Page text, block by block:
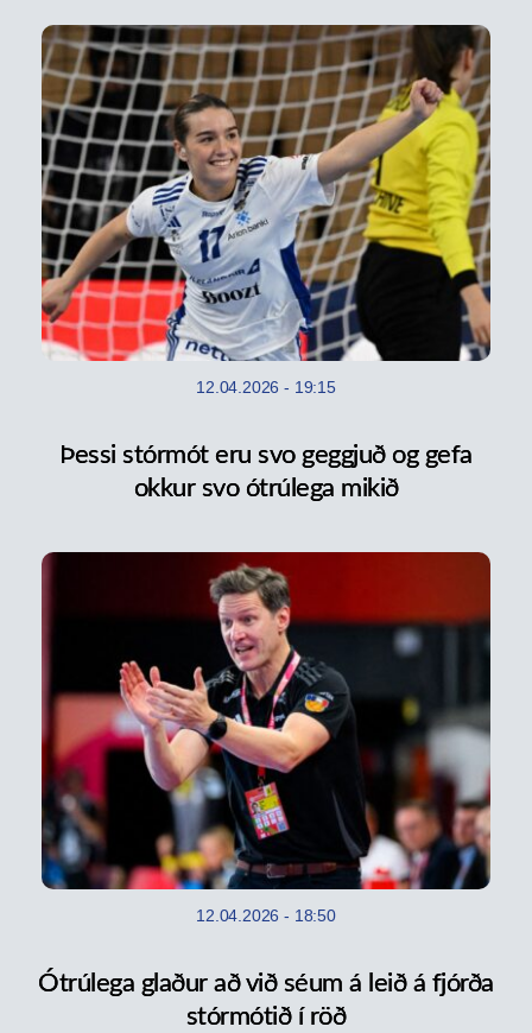
12.04.2026 - 19:15
Þessi stórmót eru svo geggjuð og gefa
okkur svo ótrúlega mikið
12.04.2026 - 18:50
Ótrúlega glaður að við séum á leið á fjórða
stórmótið í röð